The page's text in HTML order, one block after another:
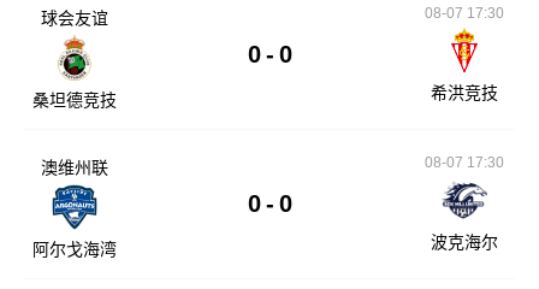
球会友谊
桑坦德竞技
0 - 0
08-07 17:30
希洪竞技
澳维州联
阿尔戈海湾
0 - 0
08-07 17:30
波克海尔